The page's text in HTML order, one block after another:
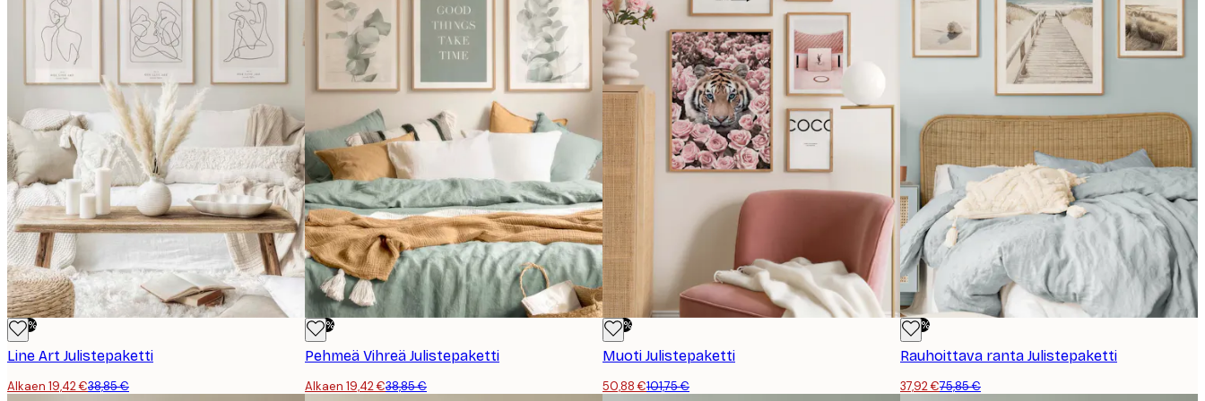
-50%
Line Art Julistepaketti
Alkaen 19,42 €38,85 €
-50%
Pehmeä Vihreä Julistepaketti
Alkaen 19,42 €38,85 €
-50%
Muoti Julistepaketti
50,88 €101,75 €
-50%
Rauhoittava ranta Julistepaketti
37,92 €75,85 €